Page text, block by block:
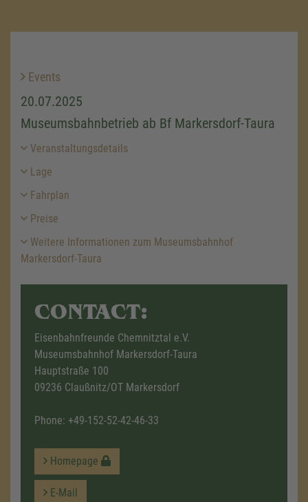
Events
20.07.2025
Museumsbahnbetrieb ab Bf Markersdorf-Taura
Veranstaltungsdetails
Lage
Fahrplan
Preise
Weitere Informationen zum Museumsbahnhof
Markersdorf-Taura
CONTACT:
Eisenbahnfreunde Chemnitztal e.V.
Museumsbahnhof Markersdorf-Taura
Hauptstraße 100
09236 Claußnitz/OT Markersdorf
Phone: +49-152-52-42-46-33
Homepage
E-Mail